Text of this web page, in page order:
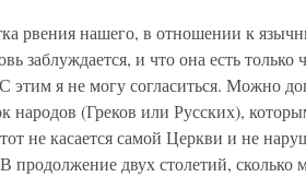
рвения нашего, в отношении к
заблуждается, и что она есть только
этим я не могу согласиться. Можно
народов (Греков или Русских),
не касается самой Церкви и не
двух столетий, сколько